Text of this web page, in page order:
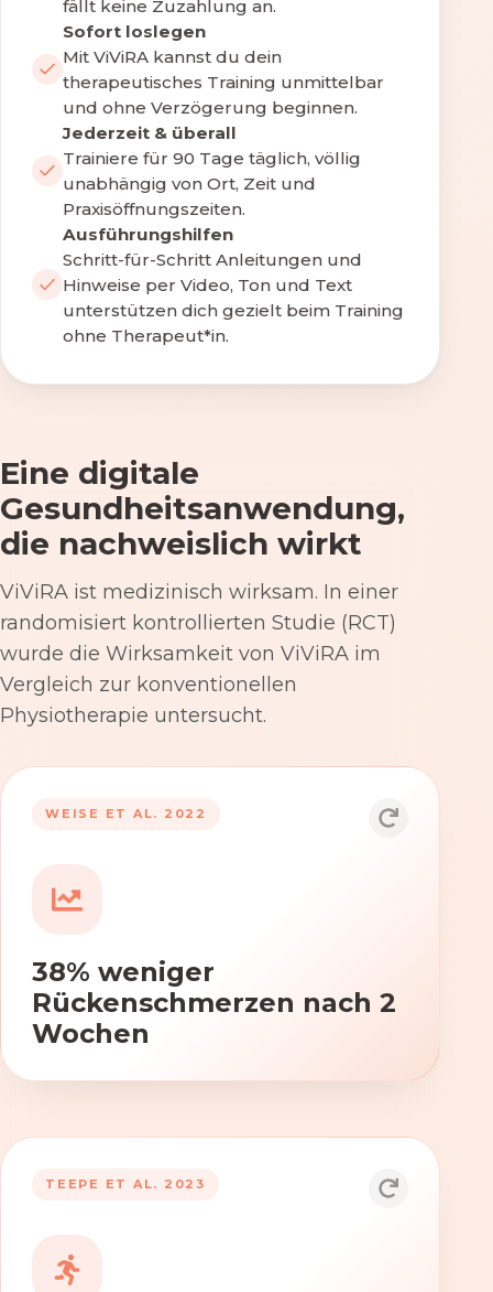
fällt keine Zuzahlung an.
Sofort loslegen
Mit ViViRA kannst du dein
therapeutisches Training unmittelbar
und ohne Verzögerung beginnen.
Jederzeit & überall
Trainiere für 90 Tage täglich, völlig
unabhängig von Ort, Zeit und
Praxisöffnungszeiten.
Ausführungshilfen
Schritt-für-Schritt Anleitungen und
Hinweise per Video, Ton und Text
unterstützen dich gezielt beim Training
ohne Therapeut*in.
Eine digitale
Gesundheitsanwendung,
die nachweislich wirkt
ViViRA ist medizinisch wirksam. In einer
randomisiert kontrollierten Studie (RCT)
wurde die Wirksamkeit von ViViRA im
Vergleich zur konventionellen
Physiotherapie untersucht.
WEISE ET AL. 2022
38% weniger
Rückenschmerzen nach 2
Wochen
53% nach 12 Wochen
TEEPE ET AL. 2023
Durch die Anwendung von ViViRA
Beweglichkeit und Koordination nach